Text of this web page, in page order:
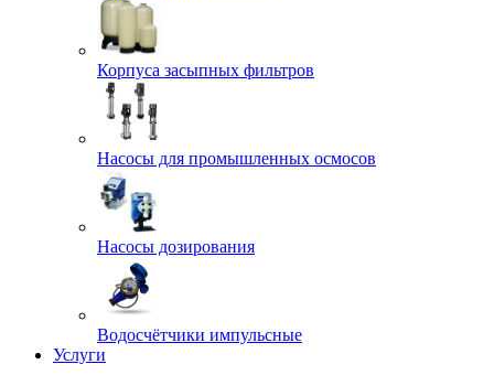
Корпуса засыпных фильтров
Насосы для промышленных осмосов
Насосы дозирования
Водосчётчики импульсные
Услуги